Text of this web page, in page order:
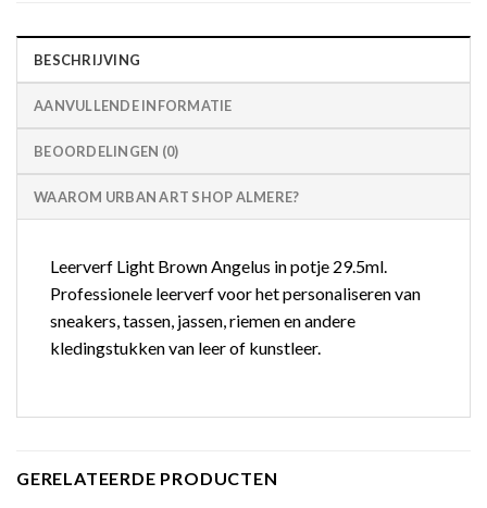
BESCHRIJVING
AANVULLENDE INFORMATIE
BEOORDELINGEN (0)
WAAROM URBAN ART SHOP ALMERE?
Leerverf Light Brown Angelus in potje 29.5ml.
Professionele leerverf voor het personaliseren van
sneakers, tassen, jassen, riemen en andere
kledingstukken van leer of kunstleer.
GERELATEERDE PRODUCTEN